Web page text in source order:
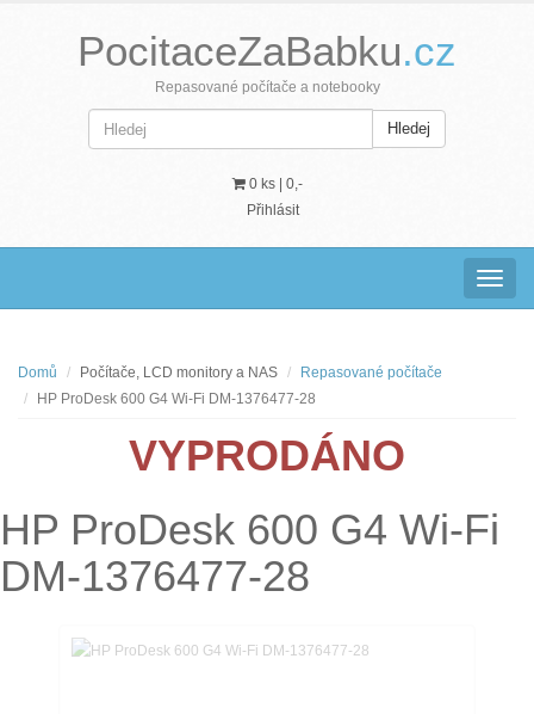
PocitaceZaBabku.cz
Repasované počítače a notebooky
Hledej
0 ks | 0,-
Přihlásit
Domů Počítače, LCD monitory a NAS
Repasované počítače
HP ProDesk 600 G4 Wi-Fi DM-1376477-28
VYPRODÁNO
HP ProDesk 600 G4 Wi-Fi
DM-1376477-28